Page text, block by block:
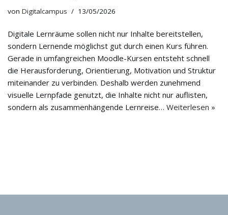
von Digitalcampus 13/05/2026
Digitale Lernräume sollen nicht nur Inhalte bereitstellen,
sondern Lernende möglichst gut durch einen Kurs führen.
Gerade in umfangreichen Moodle-Kursen entsteht schnell
die Herausforderung, Orientierung, Motivation und Struktur
miteinander zu verbinden. Deshalb werden zunehmend
visuelle Lernpfade genutzt, die Inhalte nicht nur auflisten,
sondern als zusammenhängende Lernreise… Weiterlesen »